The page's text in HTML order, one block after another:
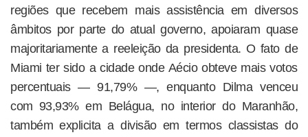
regiões que recebem mais assistência em diversos
âmbitos por parte do atual governo, apoiaram quase
majoritariamente a reeleição da presidenta. O fato de
Miami ter sido a cidade onde Aécio obteve mais votos
percentuais — 91,79% —, enquanto Dilma venceu
com 93,93% em Belágua, no interior do Maranhão,
também explicita a divisão em termos classistas do